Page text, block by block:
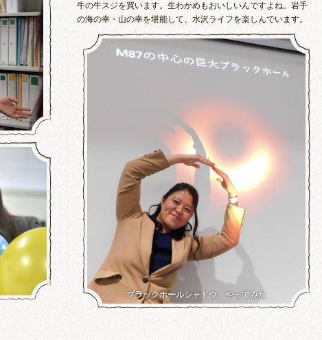
牛の牛スジを買います。生わかめもおいしいんですよね。岩手
の海の幸・山の幸を堪能して、水沢ライフを楽しんでいます。
ブラックホールシャドウ、やってみた